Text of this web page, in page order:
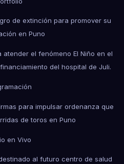
de extinción para promover su
en Puno
el fenómeno El Niño en el
del hospital de Juli.
para impulsar ordenanza que
de toros en Puno
en Vivo
al futuro centro de salud